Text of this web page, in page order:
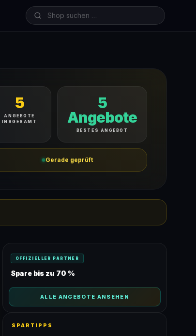
5
ANGEBOTE
INSGESAMT
5
Angebote
BESTES ANGEBOT
Gerade geprüft
OFFIZIELLER PARTNER
Spare bis zu 70 %
ALLE ANGEBOTE ANSEHEN
SPARTIPPS